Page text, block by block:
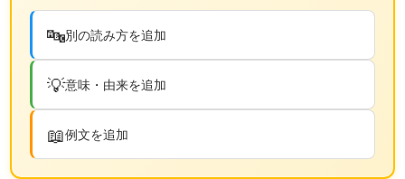
🔤別の読み方を追加
💡意味・由来を追加
📖例文を追加